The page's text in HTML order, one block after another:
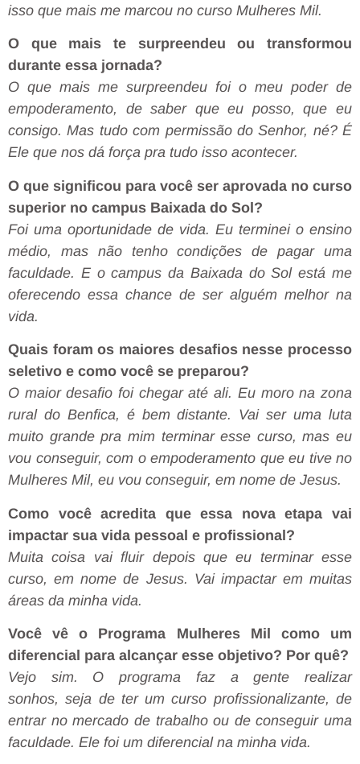
isso que mais me marcou no curso Mulheres Mil.
O que mais te surpreendeu ou transformou
durante essa jornada?
O que mais me surpreendeu foi o meu poder de
empoderamento, de saber que eu posso, que eu
consigo. Mas tudo com permissão do Senhor, né? É
Ele que nos dá força pra tudo isso acontecer.
O que significou para você ser aprovada no curso
superior no campus Baixada do Sol?
Foi uma oportunidade de vida. Eu terminei o ensino
médio, mas não tenho condições de pagar uma
faculdade. E o campus da Baixada do Sol está me
oferecendo essa chance de ser alguém melhor na
vida.
Quais foram os maiores desafios nesse processo
seletivo e como você se preparou?
O maior desafio foi chegar até ali. Eu moro na zona
rural do Benfica, é bem distante. Vai ser uma luta
muito grande pra mim terminar esse curso, mas eu
vou conseguir, com o empoderamento que eu tive no
Mulheres Mil, eu vou conseguir, em nome de Jesus.
Como você acredita que essa nova etapa vai
impactar sua vida pessoal e profissional?
Muita coisa vai fluir depois que eu terminar esse
curso, em nome de Jesus. Vai impactar em muitas
áreas da minha vida.
Você vê o Programa Mulheres Mil como um
diferencial para alcançar esse objetivo? Por quê?
Vejo sim. O programa faz a gente realizar
sonhos, seja de ter um curso profissionalizante, de
entrar no mercado de trabalho ou de conseguir uma
faculdade. Ele foi um diferencial na minha vida.